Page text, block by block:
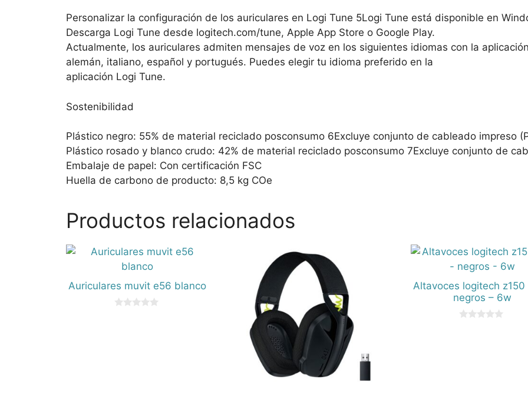
Personalizar la configuración de los auriculares en Logi Tune 5Logi Tune está disponible en
Descarga Logi Tune desde logitech.com/tune, Apple App Store o Google Play.
Actualmente, los auriculares admiten mensajes de voz en los siguientes idiomas con la
alemán, italiano, español y portugués. Puedes elegir tu idioma preferido en la
aplicación Logi Tune.
Sostenibilidad
Plástico negro: 55% de material reciclado posconsumo 6Excluye conjunto de cableado impreso
Plástico rosado y blanco crudo: 42% de material reciclado posconsumo 7Excluye conjunto de
Embalaje de papel: Con certificación FSC
Huella de carbono de producto: 8,5 kg COe
Productos relacionados
Auriculares muvit e56 blanco
Altavoces logitech z150
negros – 6w